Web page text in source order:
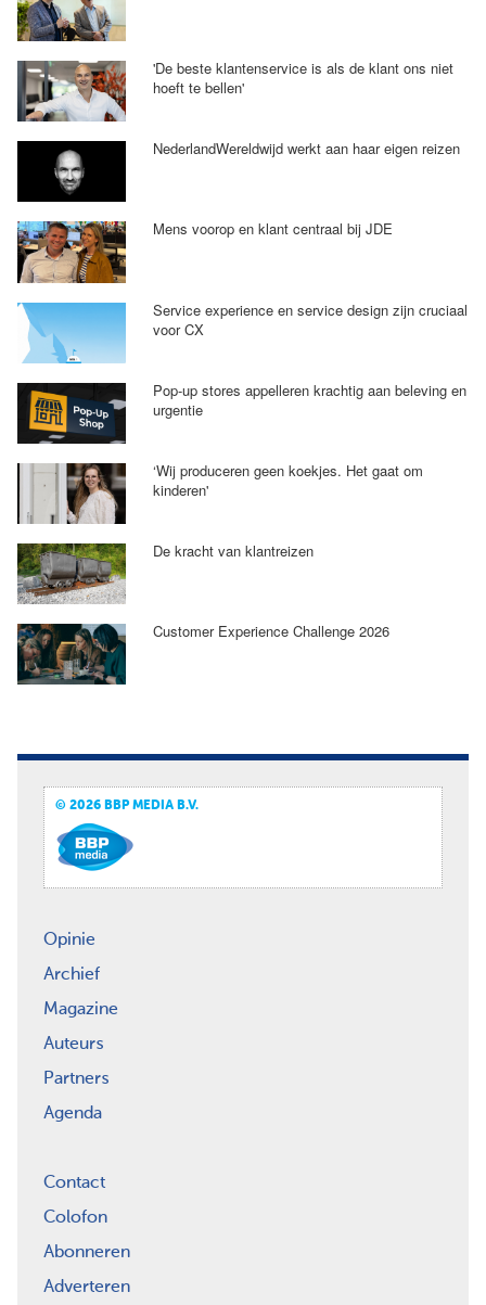
'De beste klantenservice is als de klant ons niet
hoeft te bellen'
NederlandWereldwijd werkt aan haar eigen reizen
Mens voorop en klant centraal bij JDE
Service experience en service design zijn cruciaal
voor CX
Pop-up stores appelleren krachtig aan beleving en
urgentie
‘Wij produceren geen koekjes. Het gaat om
kinderen'
De kracht van klantreizen
Customer Experience Challenge 2026
© 2026 BBP MEDIA B.V.
Opinie
Archief
Magazine
Auteurs
Partners
Agenda
Contact
Colofon
Abonneren
Adverteren